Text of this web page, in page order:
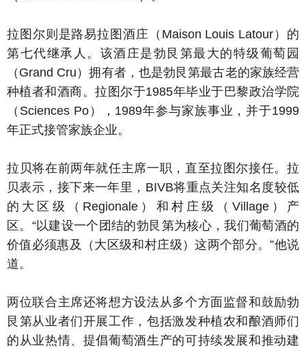
拉图尔则是路易拉图酒庄（Maison Louis Latour）的
第七代继承人。该酒庄是勃艮第最大的特级葡萄园
（Grand Cru）拥有者，也是勃艮第最古老的家族经营
种植者和酒商。拉图尔于1985年毕业于巴黎政治学院
（Sciences Po），1989年参与家族事业，并于1999
年正式接管家族企业。
拉贝将在前两年就任主席一职，直至拉图尔接任。拉
贝表示，接下来一年里，BIVB将重点关注知名度较低
的大区级（Regionale）和村庄级（Village）产
区。“以建设一个团结的勃艮第为核心，我们葡萄酒的
价值必须惠及（大区级和村庄级）这两个部分。”他说
道。
两位联合主席还将想方设法从多个方面监督和鼓励勃
艮第从业者们开展工作，包括激发种植农和酿酒师们
的从业热情、提倡葡萄酒生产的可持续发展和推动建